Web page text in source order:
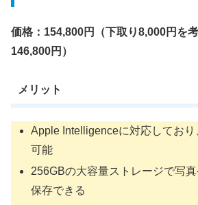
価格：154,800円（下取り8,000円を
146,800円）
メリット
Apple Intelligenceに対応しており
可能
256GBの大容量ストレージで写
保存できる